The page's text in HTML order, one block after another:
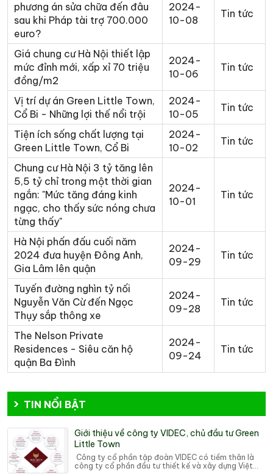
phương án sửa chữa đến đâu
sau khi Pháp tài trợ 700.000
euro?
2024-
10-08
Tin tức
Giá chung cư Hà Nội thiết lập
mức đỉnh mới, xấp xỉ 70 triệu
đồng/m2
2024-
10-06
Tin tức
Vị trí dự án Green Little Town,
Cổ Bi - Những lợi thế nổi trội
2024-
10-05
Tin tức
Tiện ích sống chất lượng tại
Green Little Town, Cổ Bi
2024-
10-02
Tin tức
Chung cư Hà Nội 3 tỷ tăng lên
5,5 tỷ chỉ trong một thời gian
ngắn: "Mức tăng đáng kinh
ngạc, cho thấy sức nóng chưa
từng thấy"
2024-
10-01
Tin tức
Hà Nội phấn đấu cuối năm
2024 đưa huyện Đông Anh,
Gia Lâm lên quận
2024-
09-29
Tin tức
Tuyến đường nghìn tỷ nối
Nguyễn Văn Cừ đến Ngọc
Thụy sắp thông xe
2024-
09-28
Tin tức
The Nelson Private
Residences - Siêu căn hộ
quận Ba Đình
2024-
09-24
Tin tức
TIN NỔI BẬT
Giới thiệu về công ty VIDEC, chủ đầu tư Green
Little Town
Công ty cổ phần tập đoàn VIDEC có tiềm thân là
công ty cổ phần đầu tư thiết kế và xây dựng Việt